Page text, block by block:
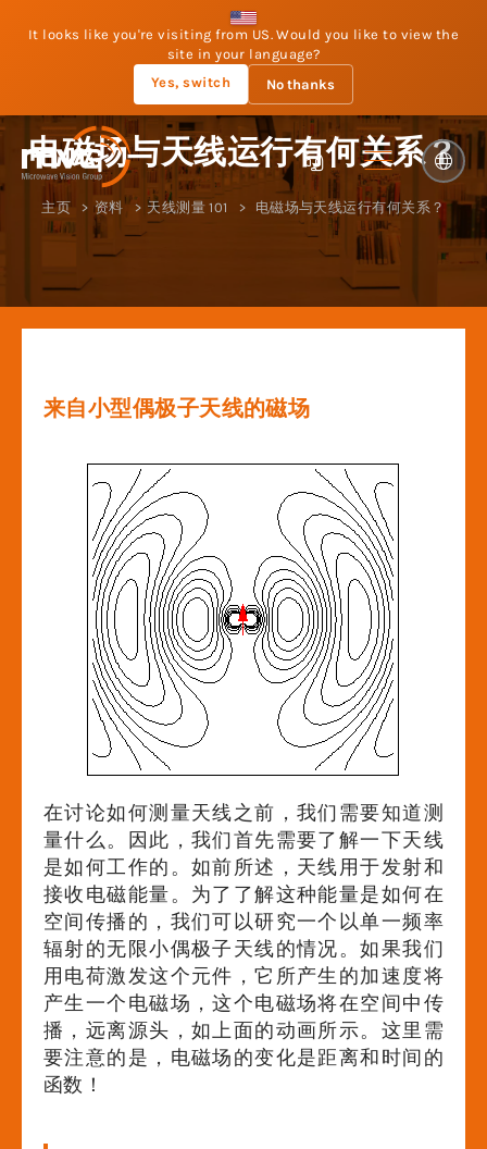
It looks like you're visiting from US. Would you like to view the
site in your language?
Yes, switch
No thanks
电磁场与天线运行有何关系？
主页 资料 天线测量 101 电磁场与天线运行有何关系？
来自小型偶极子天线的磁场
在讨论如何测量天线之前，我们需要知道测
量什么。因此，我们首先需要了解一下天线
是如何工作的。如前所述，天线用于发射和
接收电磁能量。为了了解这种能量是如何在
空间传播的，我们可以研究一个以单一频率
辐射的无限小偶极子天线的情况。如果我们
用电荷激发这个元件，它所产生的加速度将
产生一个电磁场，这个电磁场将在空间中传
播，远离源头，如上面的动画所示。这里需
要注意的是，电磁场的变化是距离和时间的
函数！